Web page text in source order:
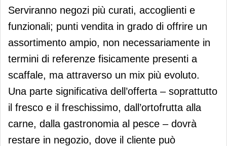
Serviranno negozi più curati, accoglienti e
funzionali; punti vendita in grado di offrire un
assortimento ampio, non necessariamente in
termini di referenze fisicamente presenti a
scaffale, ma attraverso un mix più evoluto.
Una parte significativa dell’offerta – soprattutto
il fresco e il freschissimo, dall’ortofrutta alla
carne, dalla gastronomia al pesce – dovrà
restare in negozio, dove il cliente può